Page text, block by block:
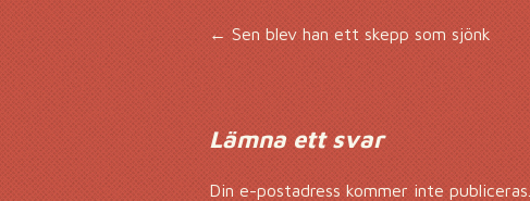
Inläggsnavigering
←Sen blev han ett skepp som sjönk
Lämna ett svar
Din e-postadress kommer inte publiceras.